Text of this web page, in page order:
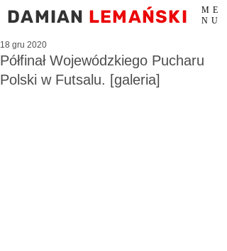
DAMIAN LEMAŃSKI
ME
NU
Półfinał Wojewódzkiego Pucharu
Polski w Futsalu. [galeria]
18 gru 2020